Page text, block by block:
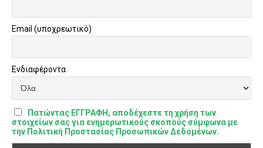
Email (υποχρεωτικό)
Ενδιαφέροντα
Πατώντας ΕΓΓΡΑΦΗ, αποδέχεστε τη χρήση των
στοιχείων σας για ενημερωτικούς σκοπούς σύμφωνα με
την Πολιτική Προστασίας Προσωπικών Δεδομένων.